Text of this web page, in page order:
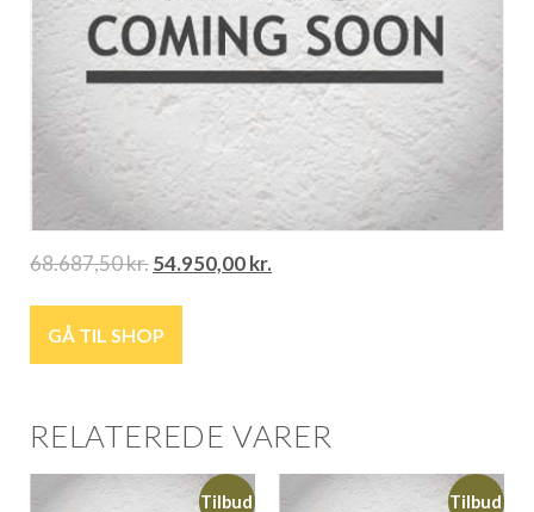
68.687,50kr.54.950,00kr.
GÅ TIL SHOP
RELATEREDE VARER
Tilbud Tilbud